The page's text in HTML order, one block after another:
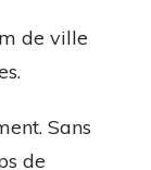
de ville
Sans
de